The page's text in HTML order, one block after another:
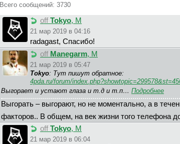
Всего сообщений: 3730
off Tokyo, М
21 мар 2019 в 04:16
radagast, Спасибо!
off Manegarm, М
21 мар 2019 в 05:47
Tokyo: Тут пишут обратное:
4pda.ru/forum/
Выгорает и устают глаза и т.д и т.п… Подробнее
Выгорать – выгорают, но не моментально, а в
факторов.. В общем, на век жизни того телефона
off Tokyo, М
21 мар 2019 в 06:04